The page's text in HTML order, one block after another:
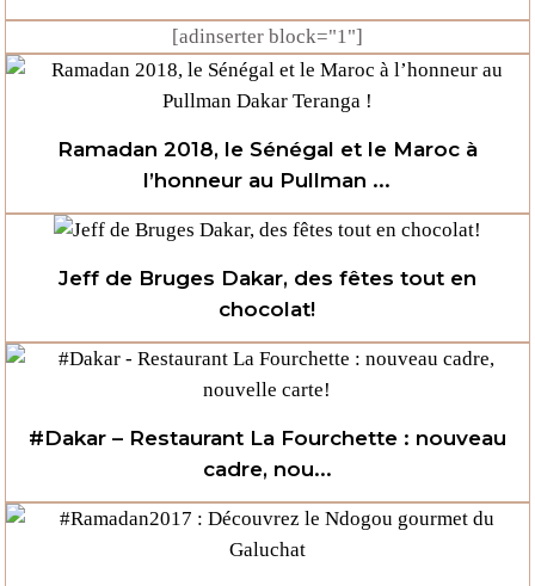
[adinserter block="1"]
Ramadan 2018, le Sénégal et le Maroc à
l’honneur au Pullman ...
Jeff de Bruges Dakar, des fêtes tout en
chocolat!
#Dakar – Restaurant La Fourchette : nouveau
cadre, nou...